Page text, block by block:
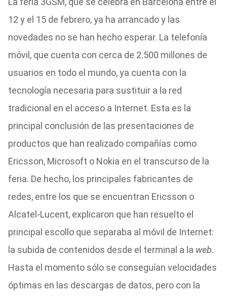
12 y el 15 de febrero, ya ha arrancado y las
novedades no se han hecho esperar. La telefonía
móvil, que cuenta con cerca de 2.500 millones de
usuarios en todo el mundo, ya cuenta con la
tecnología necesaria para sustituir a la red
tradicional en el acceso a Internet. Esta es la
principal conclusión de las presentaciones de
productos que han realizado compañías como
Ericsson, Microsoft o Nokia en el transcurso de la
feria. De hecho, los principales fabricantes de
redes, entre los que se encuentran Ericsson o
Alcatel-Lucent, explicaron que han resuelto el
principal escollo que separaba al móvil de Internet:
la subida de contenidos desde el terminal a la web.
Hasta el momento sólo se conseguían velocidades
óptimas en las descargas de datos, pero con la